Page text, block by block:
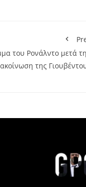
του Ρονάλντο μετά
της